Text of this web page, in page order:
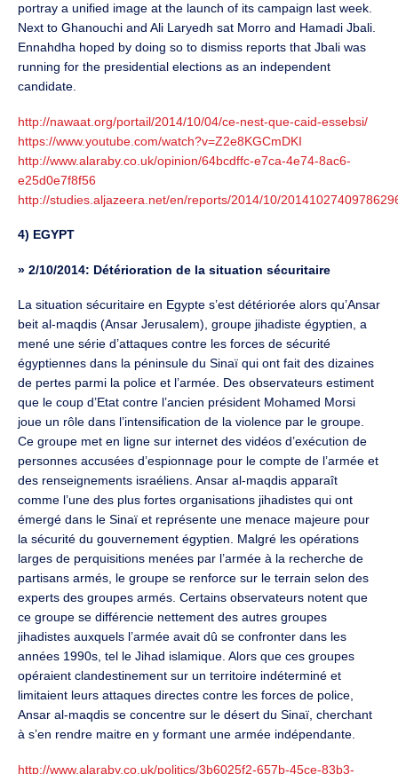
portray a unified image at the launch of its campaign last week.
Next to Ghanouchi and Ali Laryedh sat Morro and Hamadi Jbali.
Ennahdha hoped by doing so to dismiss reports that Jbali was
running for the presidential elections as an independent
candidate.
http://nawaat.org/portail/2014/10/04/ce-nest-que-caid-essebsi/
https://www.youtube.com/watch?v=Z2e8KGCmDKI
http://www.alaraby.co.uk/opinion/64bcdffc-e7ca-4e74-8ac6-
e25d0e7f8f56
http://studies.aljazeera.net/en/reports/2014/10/
4) EGYPT
» 2/10/2014: Détérioration de la situation sécuritaire
La situation sécuritaire en Egypte s’est détériorée alors qu’Ansar
beit al-maqdis (Ansar Jerusalem), groupe jihadiste égyptien, a
mené une série d’attaques contre les forces de sécurité
égyptiennes dans la péninsule du Sinaï qui ont fait des dizaines
de pertes parmi la police et l’armée. Des observateurs estiment
que le coup d’Etat contre l’ancien président Mohamed Morsi
joue un rôle dans l’intensification de la violence par le groupe.
Ce groupe met en ligne sur internet des vidéos d’exécution de
personnes accusées d’espionnage pour le compte de l’armée et
des renseignements israéliens. Ansar al-maqdis apparaît
comme l’une des plus fortes organisations jihadistes qui ont
émergé dans le Sinaï et représente une menace majeure pour
la sécurité du gouvernement égyptien. Malgré les opérations
larges de perquisitions menées par l’armée à la recherche de
partisans armés, le groupe se renforce sur le terrain selon des
experts des groupes armés. Certains observateurs notent que
ce groupe se différencie nettement des autres groupes
jihadistes auxquels l’armée avait dû se confronter dans les
années 1990s, tel le Jihad islamique. Alors que ces groupes
opéraient clandestinement sur un territoire indéterminé et
limitaient leurs attaques directes contre les forces de police,
Ansar al-maqdis se concentre sur le désert du Sinaï, cherchant
à s’en rendre maitre en y formant une armée indépendante.
http://www.alaraby.co.uk/politics/3b6025f2-657b-45ce-83b3-